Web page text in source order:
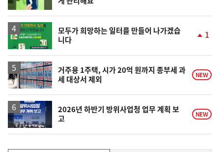
상
모두가 희망하는 일터를 만들어 나가겠습
니다
상
승
1
거주용 1주택, 시가 20억 원까지 종부세 과
세 대상서 제외
NEW
2026년 하반기 방위사업청 업무 계획 보
고
NEW